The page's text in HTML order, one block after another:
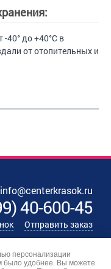
-40° до +40°С в
от отопительных и
info@centerkrasok.ru
)40-600-45
Отправить заказ
персонализации
было удобнее. Вы можете